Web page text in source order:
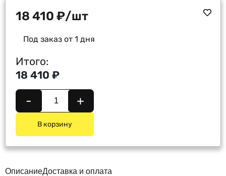
18 410 ₽/шт
Под заказ от 1 дня
Итого:
18 410 ₽
- +
В корзину
ОписаниеДоставка и оплата